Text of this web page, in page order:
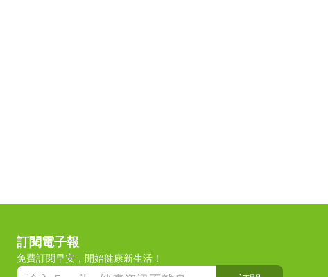
訂閱電子報
免費訂閱早安，開始健康新生活！